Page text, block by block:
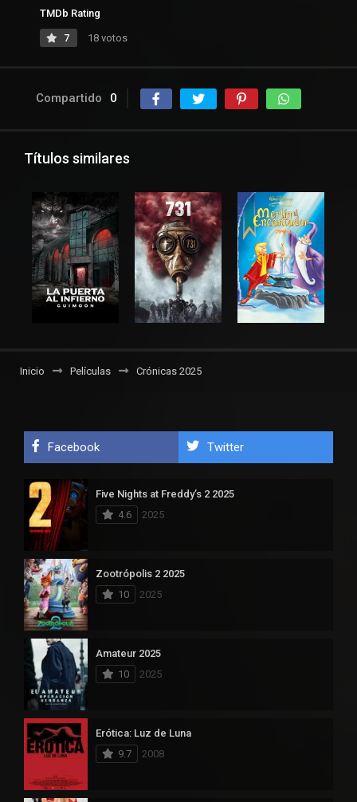
TMDb Rating
7 18 votos
Compartido 0
Títulos similares
Inicio Películas Crónicas 2025
Facebook Twitter
Five Nights at Freddy’s 2 2025
4.6
2025
Zootrópolis 2 2025
10
2025
Amateur 2025
10
2025
Erótica: Luz de Luna
9.7
2008